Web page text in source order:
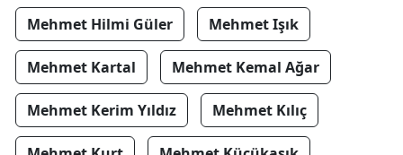
Mehmet Hilmi Güler Mehmet Işık
Mehmet Kartal Mehmet Kemal Ağar
Mehmet Kerim Yıldız Mehmet Kılıç